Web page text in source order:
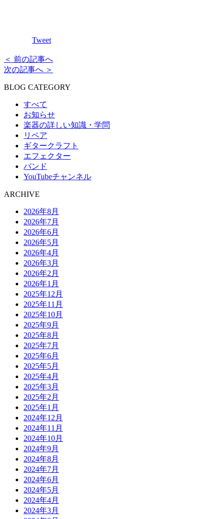
Tweet
＜ 前の記事へ
次の記事へ ＞
BLOG CATEGORY
すべて
お知らせ
楽器の詳しい知識・学問
リペア
ギタークラフト
エフェクター
バンド
YouTubeチャンネル
ARCHIVE
2026年8月
2026年7月
2026年6月
2026年5月
2026年4月
2026年3月
2026年2月
2026年1月
2025年12月
2025年11月
2025年10月
2025年9月
2025年8月
2025年7月
2025年6月
2025年5月
2025年4月
2025年3月
2025年2月
2025年1月
2024年12月
2024年11月
2024年10月
2024年9月
2024年8月
2024年7月
2024年6月
2024年5月
2024年4月
2024年3月